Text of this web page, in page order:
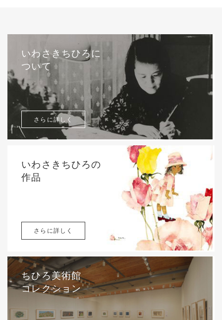
いわさきちひろに
ついて
さらに詳しく
いわさきちひろの
作品
さらに詳しく
ちひろ美術館
コレクション